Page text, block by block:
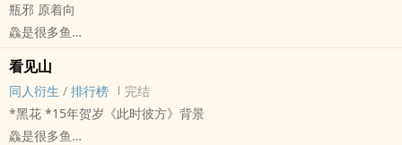
瓶邪 原着向
鱻是很多鱼
BL - 短篇 - 完结
看见山
同人衍生 / 排行榜
完结
*黑花 *15年贺岁《此时彼方》背景
鱻是很多鱼